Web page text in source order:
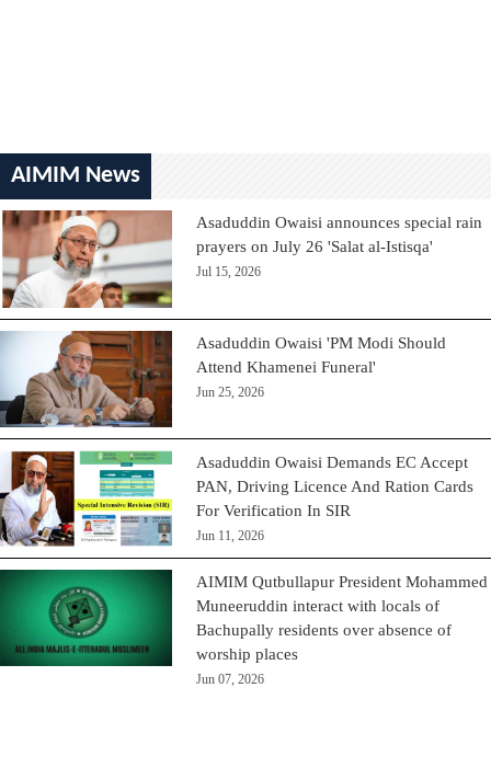
AIMIM News
Asaduddin Owaisi announces special rain
prayers on July 26 'Salat al-Istisqa'
Jul 15, 2026
Asaduddin Owaisi 'PM Modi Should
Attend Khamenei Funeral'
Jun 25, 2026
Asaduddin Owaisi Demands EC Accept
PAN, Driving Licence And Ration Cards
For Verification In SIR
Jun 11, 2026
AIMIM Qutbullapur President Mohammed
Muneeruddin interact with locals of
Bachupally residents over absence of
worship places
Jun 07, 2026